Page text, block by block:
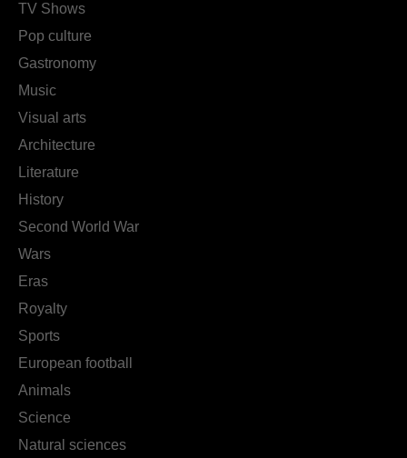
TV Shows
Pop culture
Gastronomy
Music
Visual arts
Architecture
Literature
History
Second World War
Wars
Eras
Royalty
Sports
European football
Animals
Science
Natural sciences